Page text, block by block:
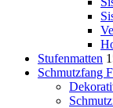
Stufenmatten
Schmutzfang